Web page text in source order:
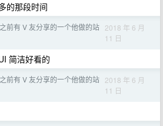
的那段时间
之前有 V 友分享的一个他做的站 2018 年 6 月
11 日
简洁好看的
之前有 V 友分享的一个他做的站 2018 年 6 月
11 日